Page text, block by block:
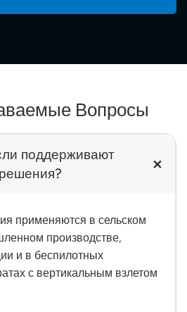
Вопросы
поддерживают
применяются в сельском
производстве,
и в беспилотных
с вертикальным взлетом